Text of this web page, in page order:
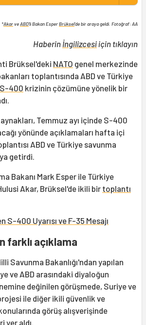
*AkarveABD'li Bakan EsperBrüksel'de bir araya geldi. Fotoğraf: AA
Haberin İngilizcesiiçin tıklayın
Brüksel'deki NATO genel merkezinde
toplantısında ABD ve Türkiye
S-400 krizinin çözümüne yönelik bir
Temmuz ayı içinde S-400
yönünde açıklamaları hafta içi
ABD ve Türkiye savunma
getirdi.
Bakanı Mark Esper ile Türkiye
Akar, Brüksel'de ikili bir toplantı
S-400 Uyarısı ve F-35 Mesajı
farklı açıklama
Savunma Bakanlığı'ndan yapılan
ve ABD arasındaki diyaloğun
değinilen görüşmede, Suriye ve
ile diğer ikili güvenlik ve
görüş alışverişinde
yer aldı.